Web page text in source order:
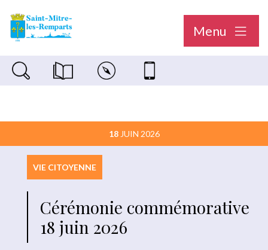
Menu
Recherche sur le siteMagazine municipal "Le Saint-Mitréen"
Carte interactiveNous contacter
18 JUIN 2026
VIE CITOYENNE
Cérémonie commémorative
18 juin 2026